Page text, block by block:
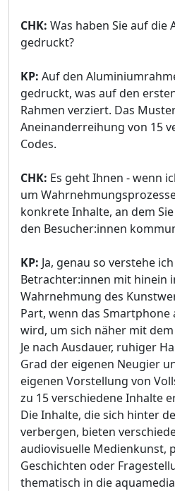
CHK: Was haben Sie auf
gedruckt?
KP: Auf den
gedruckt, was auf den
Rahmen verziert. Das
Aneinanderreihung von 15
Codes.
CHK: Es geht Ihnen - wenn
um
konkrete Inhalte, an dem
den Besucher:innen
KP: Ja, genau so verstehe
Betrachter:innen mit hinein
Wahrnehmung des
Part, wenn das
wird, um sich näher mit
Je nach Ausdauer, ruhiger
Grad der eigenen Neugier
eigenen Vorstellung von
zu 15 verschiedene Inhalte
Die Inhalte, die sich hinter
verbergen, bieten
audiovisuelle Medienkunst,
Geschichten oder
thematisch in die